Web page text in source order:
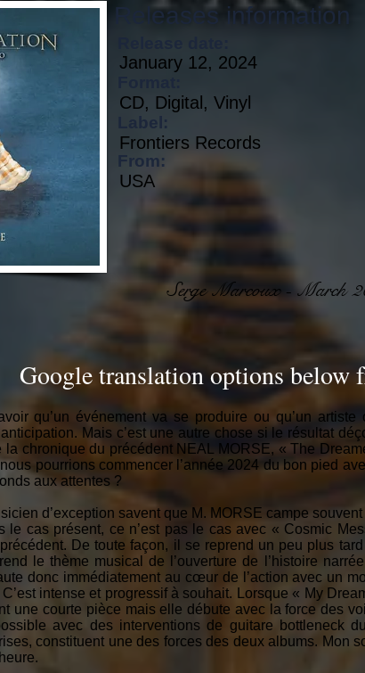
Releases information
January 12, 2024
CD, Digital, Vinyl
From:
Frontiers Records
USA
Serge Marcoux - March
Google translation options below
qu’un événement va se produire ou qu’un
Mais c’est une autre chose si le résultat
la chronique du précédent NEAL MORSE, « The
pourrions commencer l’année 2024 du bon pied
aux attentes ?
d’exception savent que M. MORSE campe
le cas présent, ce n’est pas le cas avec « Cosmic
précédent. De toute façon, il se reprend un peu plus
le thème musical de l’ouverture de l’histoire
donc immédiatement au cœur de l’action avec un
intense et progressif à souhait. Lorsque « My
une courte pièce mais elle débute avec la force des
avec des interventions de guitare bottleneck
constituent une des forces des deux albums. Mon